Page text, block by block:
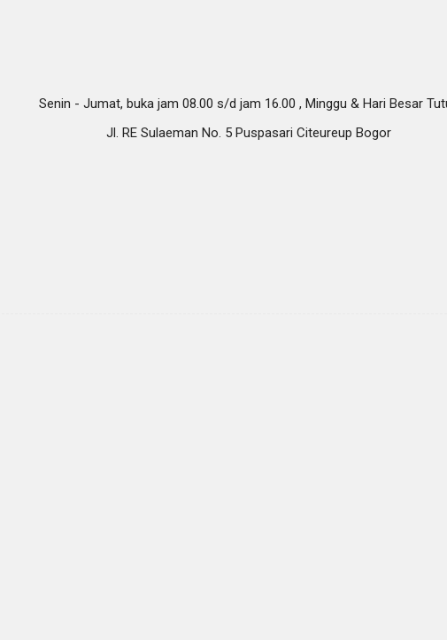
Senin - Jumat, buka jam 08.00 s/d jam 16.00 , Minggu & Hari Besar
Jl. RE Sulaeman No. 5 Puspasari Citeureup Bogor